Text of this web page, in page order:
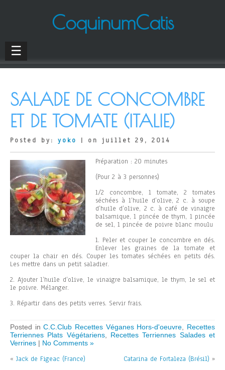
CoquinumCatis
☰
SALADE DE CONCOMBRE
ET DE TOMATE (ITALIE)
Posted by: yoko | on juillet 29, 2014
Préparation : 20 minutes
(Pour 2 à 3 personnes)
1/2 concombre, 1 tomate, 2 tomates
séchées à l’huile d’olive, 2 c. à soupe
d’huile d’olive, 2 c. à café de vinaigre
balsamique, 1 pincée de thym, 1 pincée
de sel, 1 pincée de poivre blanc moulu
1. Peler et couper le concombre en dés.
Enlever les graines de la tomate et
couper la chair en dés. Couper les tomates séchées en petits dés.
Les mettre dans un petit saladier.
2. Ajouter l’huile d’olive, le vinaigre balsamique, le thym, le sel et
le poivre. Mélanger.
3. Répartir dans des petits verres. Servir frais.
Posted inC.C.Club Recettes Véganes Hors-d'oeuvre
Recettes
Terriennes Plats Végétariens, Recettes Terriennes Salades et
Verrines | No Comments »
« Jack de Figeac (France) Catarina de Fortaleza (Brésil) »